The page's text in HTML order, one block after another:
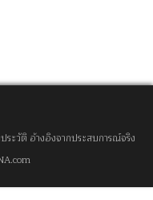
ระวัติ อ้างอิงจากประสบการณ์จริง